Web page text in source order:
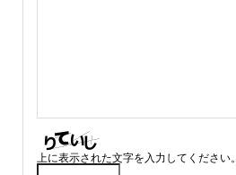
上に表示された文字を入力してください。